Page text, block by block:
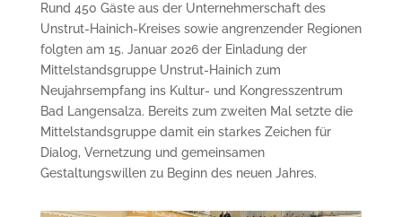
Rund 450 Gäste aus der Unternehmerschaft des
Unstrut-Hainich-Kreises sowie angrenzender Regionen
folgten am 15. Januar 2026 der Einladung der
Mittelstandsgruppe Unstrut-Hainich zum
Neujahrsempfang ins Kultur- und Kongresszentrum
Bad Langensalza. Bereits zum zweiten Mal setzte die
Mittelstandsgruppe damit ein starkes Zeichen für
Dialog, Vernetzung und gemeinsamen
Gestaltungswillen zu Beginn des neuen Jahres.​